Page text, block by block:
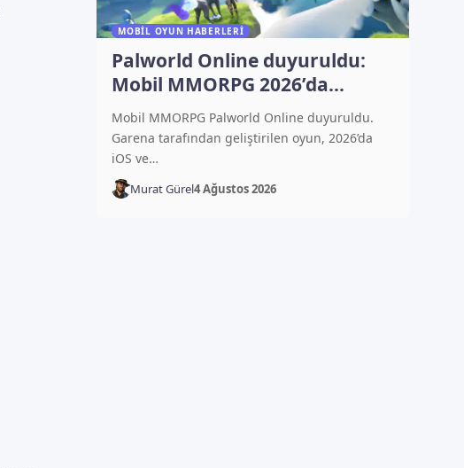
MOBIL OYUN HABERLERI
Palworld Online duyuruldu:
Mobil MMORPG 2026’da
çıkacak
Mobil MMORPG Palworld Online duyuruldu.
Garena tarafından geliştirilen oyun, 2026’da
iOS ve…
Murat Gürel4 Ağustos 2026